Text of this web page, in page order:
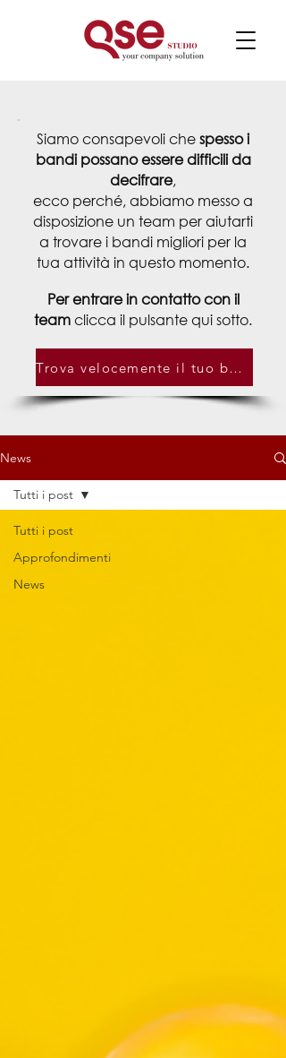
Siamo consapevoli chespesso i
bandi possano essere difficili da
decifrare,
ecco perché, abbiamo messo a
disposizione un team per aiutarti
a trovare i bandi migliori per la
tua attività in questo momento.
Per entrare in contatto con il
teamclicca il pulsante qui sotto.
Trova velocemente il tuo bando
News
Tutti i post
Approfondimenti
News
Tutti i post